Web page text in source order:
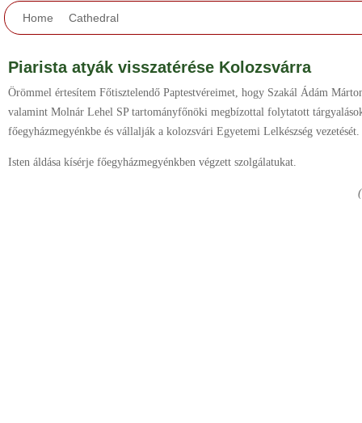
Home Cathedral
Piarista atyák visszatérése Kolozsvárra
Örömmel értesítem Főtisztelendő Paptestvéreimet, hogy Szakál Ádám
valamint Molnár Lehel SP tartományfőnöki megbízottal folytatott
főegyházmegyénkbe és vállalják a kolozsvári Egyetemi Lelkészség vezetését.
Isten áldása kísérje főegyházmegyénkben végzett szolgálatukat.